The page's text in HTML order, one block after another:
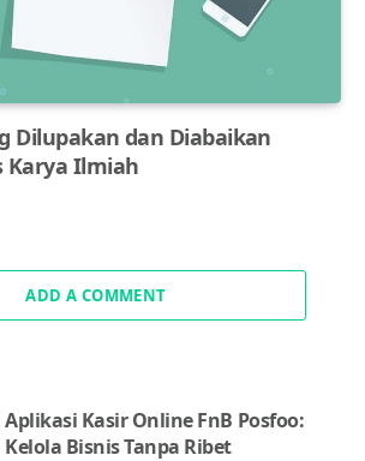
Dilupakan dan Diabaikan
Karya Ilmiah
ADD A COMMENT
Aplikasi Kasir Online FnB Posfoo:
Kelola Bisnis Tanpa Ribet